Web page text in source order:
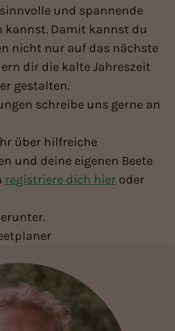
und spannende
kannst. Damit kannst du
nicht nur auf das nächste
dir die kalte Jahreszeit
gestalten.
schreibe uns gerne an
über hilfreiche
und deine eigenen Beete
registriere dich hier oder